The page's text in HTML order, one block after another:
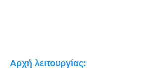
Αρχή λειτουργίας: